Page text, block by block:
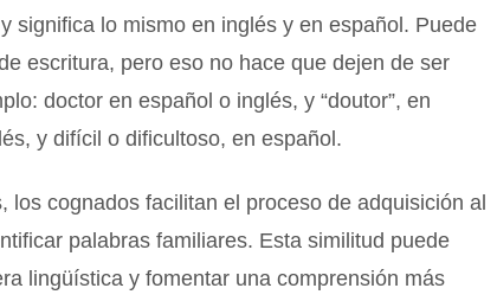
significa lo mismo en inglés y en español. Puede
escritura, pero eso no hace que dejen de ser
doctor en español o inglés, y “doutor”, en
y difícil o dificultoso, en español.
los cognados facilitan el proceso de adquisición al
palabras familiares. Esta similitud puede
lingüística y fomentar una comprensión más